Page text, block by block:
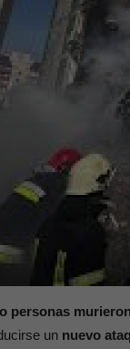
personas
un nuevo